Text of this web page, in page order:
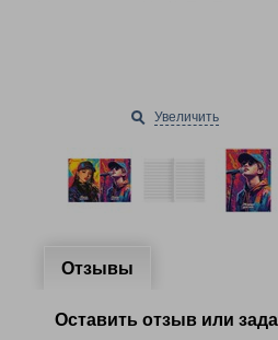
Увеличить
Отзывы
Оставить отзыв или